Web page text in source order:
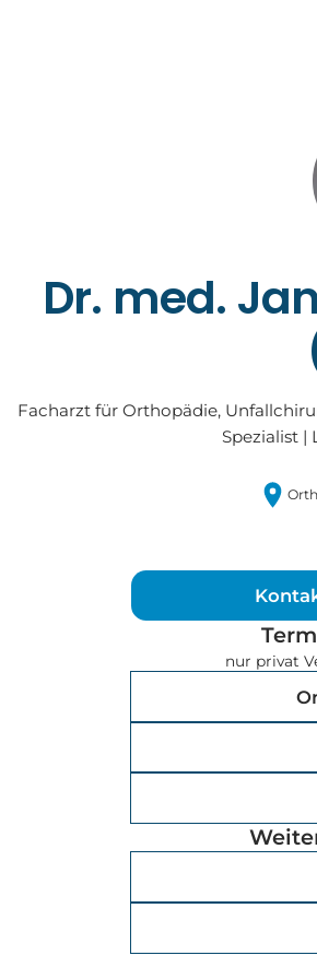
Dr. med.
Facharzt für Orthopädie,
Spezialist |
nur privat